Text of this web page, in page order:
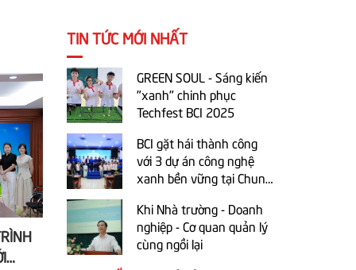
CHƯƠNG TRÌNH TRAO ĐỔI SINH
VIÊN HỆ D2-6 GIỮA BCI VÀ
2026
TIN TỨC MỚI NHẤT
GREEN SOUL - Sáng kiến
"xanh" chinh phục
Techfest BCI 2025
BCI gặt hái thành công
với 3 dự án công nghệ
xanh bền vững tại Chung
tưởng khởi nghiệp sáng
tạo tỉnh Bắc Ninh 2025
Khi Nhà trường - Doanh
nghiệp - Cơ quan quản lý
cùng ngồi lại